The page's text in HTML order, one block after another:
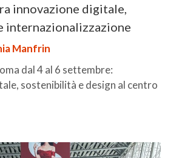
innovazione digitale,
internazionalizzazione
Manfrin
dal 4 al 6 settembre:
sostenibilità e design al centro